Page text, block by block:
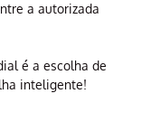
a autorizada
é a escolha de
inteligente!